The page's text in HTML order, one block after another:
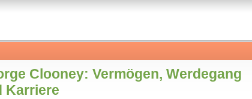
Clooney: Vermögen, Werdegang
Karriere